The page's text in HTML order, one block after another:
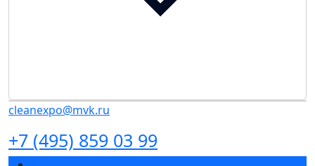
cleanexpo@mvk.ru
+7 (495) 859 03 99